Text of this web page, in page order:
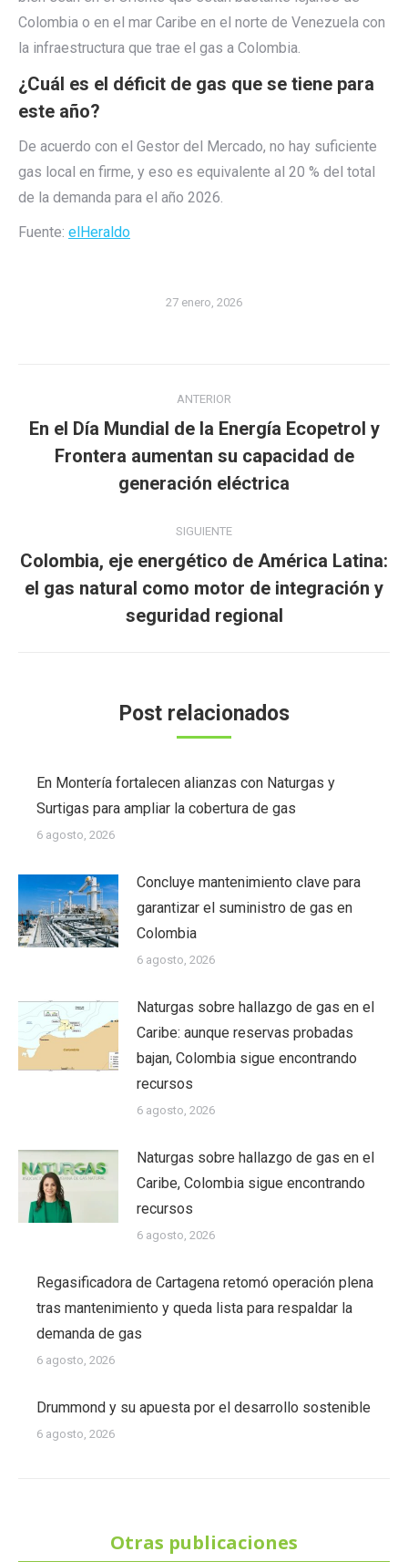
Colombia o en el mar Caribe en el norte de Venezuela con
la infraestructura que trae el gas a Colombia.
¿Cuál es el déficit de gas que se tiene para
este año?
De acuerdo con el Gestor del Mercado, no hay suficiente
gas local en firme, y eso es equivalente al 20 % del total
de la demanda para el año 2026.
Fuente: elHeraldo
27 enero, 2026
entre
publicaciones
ANTERIOR
Publicación
anterior:
En el Día Mundial de la Energía Ecopetrol y
Frontera aumentan su capacidad de
generación eléctrica
SIGUIENTE
Publicación
siguiente:
Colombia, eje energético de América Latina:
el gas natural como motor de integración y
seguridad regional
Post relacionados
En Montería fortalecen alianzas con Naturgas y
Surtigas para ampliar la cobertura de gas
6 agosto, 2026
Concluye mantenimiento clave para
garantizar el suministro de gas en
Colombia
6 agosto, 2026
Naturgas sobre hallazgo de gas en el
Caribe: aunque reservas probadas
bajan, Colombia sigue encontrando
recursos
6 agosto, 2026
Naturgas sobre hallazgo de gas en el
Caribe, Colombia sigue encontrando
recursos
6 agosto, 2026
Regasificadora de Cartagena retomó operación plena
tras mantenimiento y queda lista para respaldar la
demanda de gas
6 agosto, 2026
Drummond y su apuesta por el desarrollo sostenible
6 agosto, 2026
Otras publicaciones